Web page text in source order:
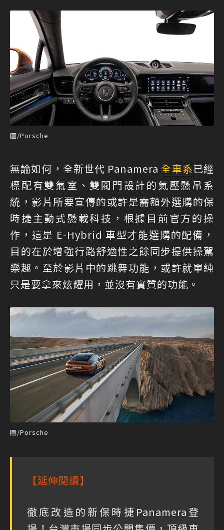
圖/Porsche
無論如何，全新世代 Panamera 全車系已經
標配有雙氣室、雙閥門設計的氣壓懸吊系
統，影片所要宣傳的或許是需額外選購的保
時捷主動式懸載科技，根據目前官方的操
作，這是 E-Hybrid 車型才能選購的配備，
目的在於增強行路舒適性之餘同步提供操駕
樂趣。至於影片中的跳舞功能，或許就單純
只是要拿來炫耀用，並沒有實質的功能。
圖/Porsche
【延伸閱讀】
徹底改造的新保時捷Panamera登